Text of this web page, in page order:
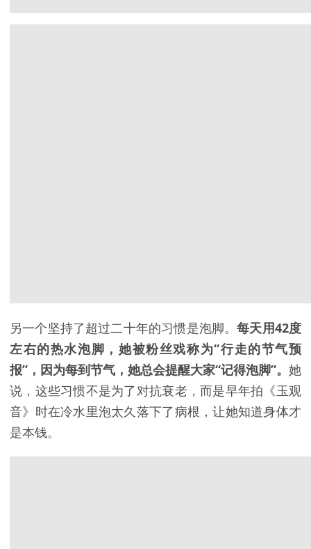
另一个坚持了超过二十年的习惯是泡脚。每天用42度
左右的热水泡脚，她被粉丝戏称为“行走的节气预
报”，因为每到节气，她总会提醒大家“记得泡脚”。 她
说，这些习惯不是为了对抗衰老，而是早年拍《玉观
音》时在冷水里泡太久落下了病根，让她知道身体才
是本钱。